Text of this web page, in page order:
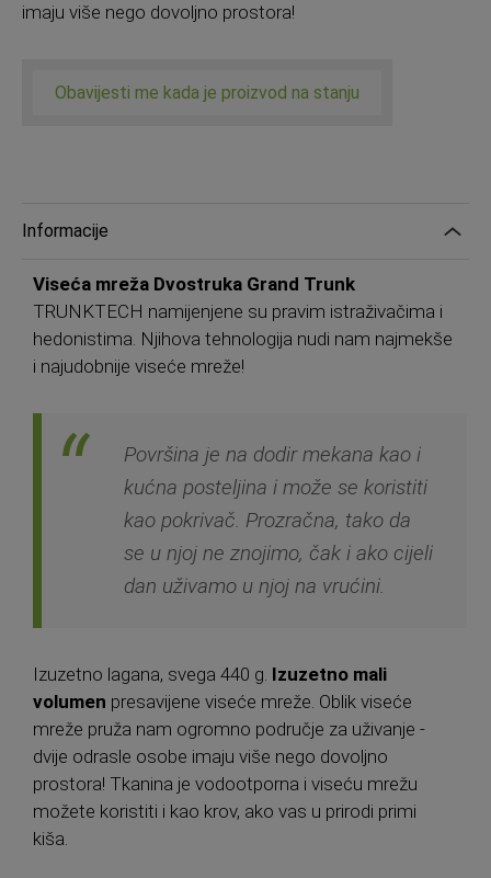
imaju više nego dovoljno prostora!
Obavijesti me kada je proizvod na stanju
Informacije
Viseća mreža Dvostruka Grand Trunk
TRUNKTECH namijenjene su pravim istraživačima i
hedonistima. Njihova tehnologija nudi nam najmekše
i najudobnije viseće mreže!
Površina je na dodir mekana kao i
kućna posteljina i može se koristiti
kao pokrivač. Prozračna, tako da
se u njoj ne znojimo, čak i ako cijeli
dan uživamo u njoj na vrućini.
Izuzetno lagana, svega 440 g. Izuzetno mali
volumen presavijene viseće mreže. Oblik viseće
mreže pruža nam ogromno područje za uživanje -
dvije odrasle osobe imaju više nego dovoljno
prostora! Tkanina je vodootporna i viseću mrežu
možete koristiti i kao krov, ako vas u prirodi primi
kiša.